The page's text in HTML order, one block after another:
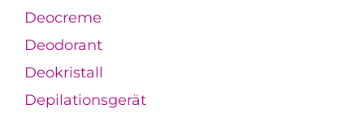
Deocreme
Deodorant
Deokristall
Depilationsgerät